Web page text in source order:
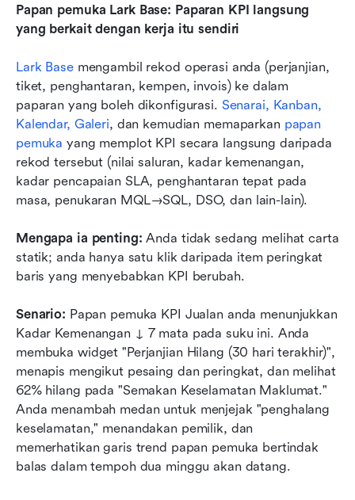
Papan pemuka Lark Base: Paparan KPI langsung
yang berkait dengan kerja itu sendiri
Lark Base mengambil rekod operasi anda (perjanjian,
tiket, penghantaran, kempen, invois) ke dalam
paparan yang boleh dikonfigurasi. Senarai, Kanban,
Kalendar, Galeri, dan kemudian memaparkan papan
pemuka yang memplot KPI secara langsung daripada
rekod tersebut (nilai saluran, kadar kemenangan,
kadar pencapaian SLA, penghantaran tepat pada
masa, penukaran MQL→SQL, DSO, dan lain-lain).
Mengapa ia penting: Anda tidak sedang melihat carta
statik; anda hanya satu klik daripada item peringkat
baris yang menyebabkan KPI berubah.
Senario: Papan pemuka KPI Jualan anda menunjukkan
Kadar Kemenangan ↓ 7 mata pada suku ini. Anda
membuka widget "Perjanjian Hilang (30 hari terakhir)",
menapis mengikut pesaing dan peringkat, dan melihat
62% hilang pada "Semakan Keselamatan Maklumat."
Anda menambah medan untuk menjejak "penghalang
keselamatan," menandakan pemilik, dan
memerhatikan garis trend papan pemuka bertindak
balas dalam tempoh dua minggu akan datang.